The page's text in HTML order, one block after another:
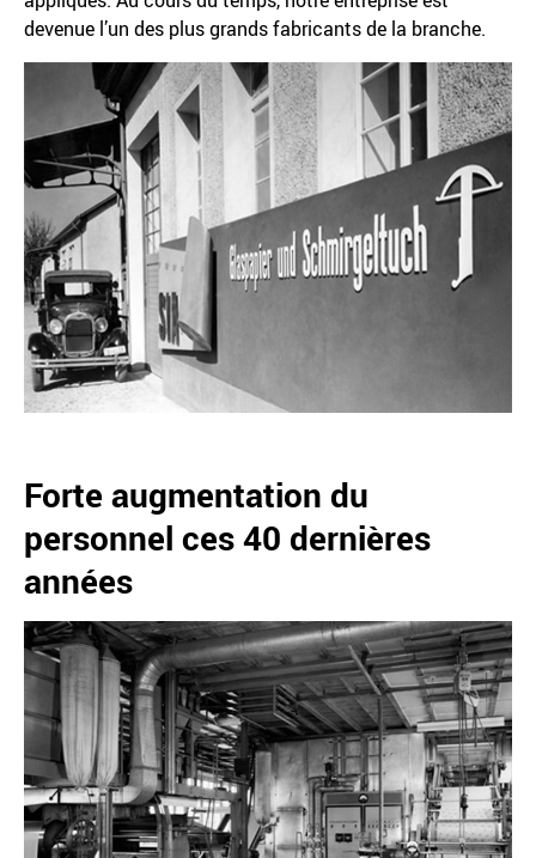
devenue l’un des plus grands fabricants de la branche.
Forte augmentation du
personnel ces 40 dernières
années